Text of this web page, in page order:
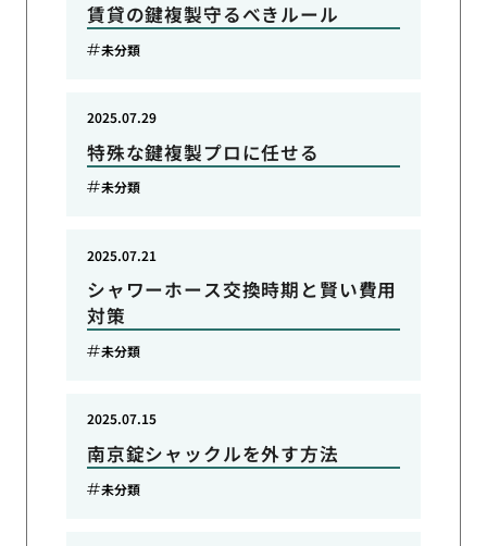
賃貸の鍵複製守るべきルール
未分類
特殊な鍵複製プロに任せる
2025.07.29
未分類
シャワーホース交換時期と賢い費用
対策
2025.07.21
未分類
南京錠シャックルを外す方法
2025.07.15
未分類